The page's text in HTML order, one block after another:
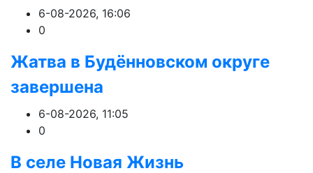
6-08-2026, 16:06
0
Жатва в Будённовском округе
завершена
6-08-2026, 11:05
0
В селе Новая Жизнь